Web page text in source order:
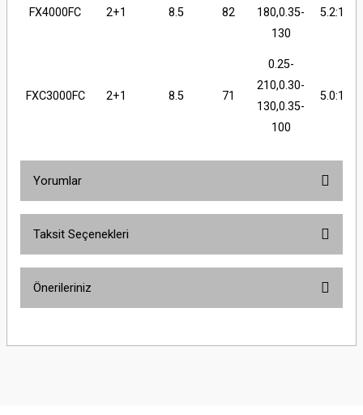
FX4000FC 2+1 8.5 82
180,0.35-
130
5.2:1
FXC3000FC 2+1 8.5 71
0.25-
210,0.30-
130,0.35-
100
5.0:1
Yorumlar
Taksit Seçenekleri
Önerileriniz
yetersiz gördüğünüz noktaları öneri formunu kullanarak tarafımıza